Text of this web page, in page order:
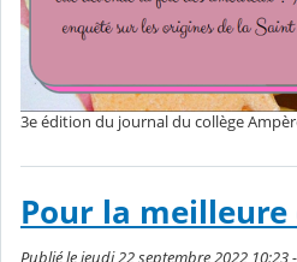
3e édition du journal du collège
Pour la meilleure
Publié le jeudi 22 septembre 2022